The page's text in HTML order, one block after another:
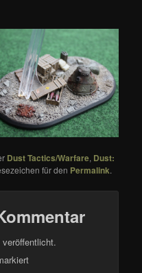
Dust Tactics/Warfare, Dust:
für den Permalink.